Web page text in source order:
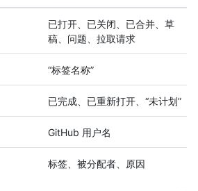
已打开、已关闭、已合并、草
稿、问题、拉取请求
“标签名称”
已完成、已重新打开、“未计划”
GitHub 用户名
标签、被分配者、原因